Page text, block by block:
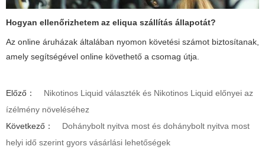
Hogyan ellenőrizhetem az eliqua szállítás állapotát?
Az online áruházak általában nyomon követési számot biztosítanak,
amely segítségével online követhető a csomag útja.
Előző：
Nikotinos Liquid választék és Nikotinos Liquid előnyei az
ízélmény növeléséhez
Következő：
Dohánybolt nyitva most és dohánybolt nyitva most
helyi idő szerint gyors vásárlási lehetőségek